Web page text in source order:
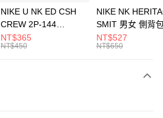
NIKE U NK ED CSH
CREW 2P-144
EMBRDY 男女 短統襪
FZ3073133
NT$365
NT$450
NIKE NK
SMIT 男女 側背
BA5871010
NT$527
NT$650